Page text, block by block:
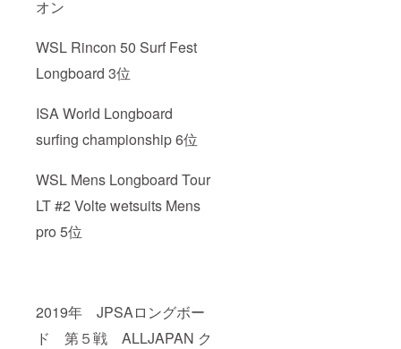
オン
WSL Rincon 50 Surf Fest
Longboard 3位
ISA World Longboard
surfing championship 6位
WSL Mens Longboard Tour
LT #2 Volte wetsuits Mens
pro 5位
2019年 JPSAロングボー
ド 第５戦 ALLJAPAN ク